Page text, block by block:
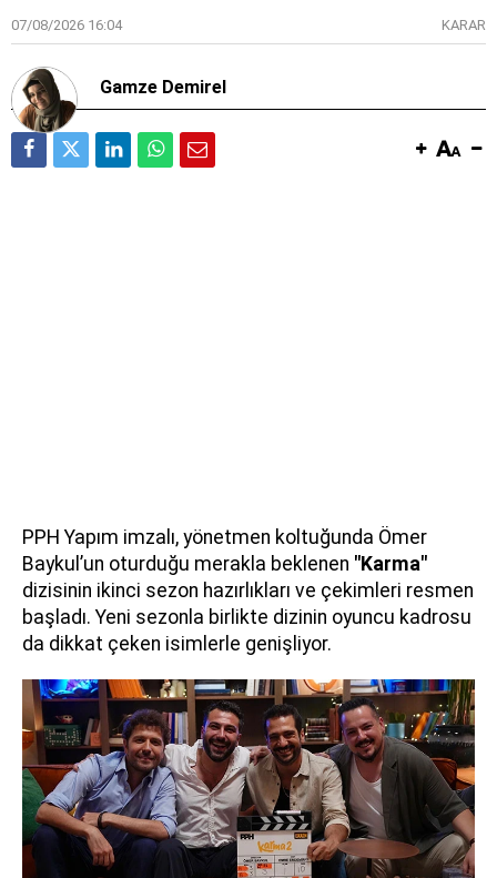
07/08/2026 16:04 KARAR
Gamze Demirel
PPH Yapım imzalı, yönetmen koltuğunda Ömer
Baykul’un oturduğu merakla beklenen "Karma"
dizisinin ikinci sezon hazırlıkları ve çekimleri resmen
başladı. Yeni sezonla birlikte dizinin oyuncu kadrosu
da dikkat çeken isimlerle genişliyor.